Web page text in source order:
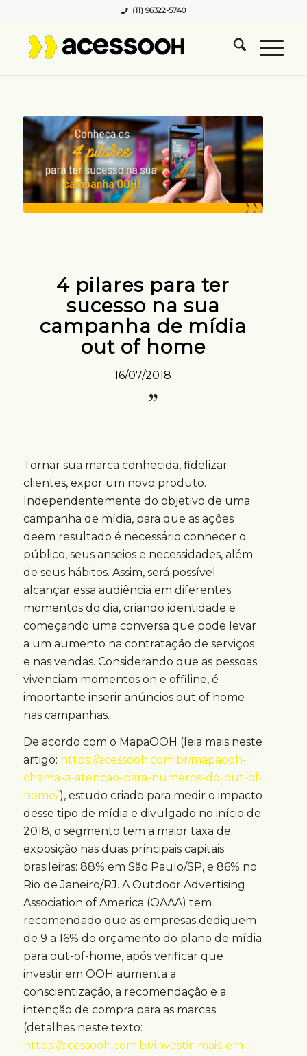
(11) 96322-5740
4 pilares para ter
sucesso na sua
campanha de mídia
out of home
16/07/2018
Tornar sua marca conhecida, fidelizar
clientes, expor um novo produto.
Independentemente do objetivo de uma
campanha de mídia, para que as ações
deem resultado é necessário conhecer o
público, seus anseios e necessidades, além
de seus hábitos. Assim, será possível
alcançar essa audiência em diferentes
momentos do dia, criando identidade e
começando uma conversa que pode levar
a um aumento na contratação de serviços
e nas vendas. Considerando que as pessoas
vivenciam momentos on e offiline, é
importante inserir anúncios out of home
nas campanhas.
De acordo com o MapaOOH (leia mais neste
artigo: https://acessooh.com.br/mapaooh-
chama-a-atencao-para-numeros-do-out-of-
home/), estudo criado para medir o impacto
desse tipo de mídia e divulgado no início de
2018, o segmento tem a maior taxa de
exposição nas duas principais capitais
brasileiras: 88% em São Paulo/SP, e 86% no
Rio de Janeiro/RJ. A Outdoor Advertising
Association of America (OAAA) tem
recomendado que as empresas dediquem
de 9 a 16% do orçamento do plano de mídia
para out-of-home, após verificar que
investir em OOH aumenta a
conscientização, a recomendação e a
intenção de compra para as marcas
(detalhes neste texto:
https://acessooh.com.br/investir-mais-em-